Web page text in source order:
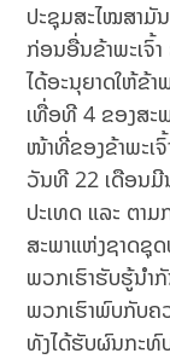
ປະຊຸມສະໄໝສາມັ
ກ່ອນອື່ນຂ້າພະເຈົ້
ໄດ້ອະນຸຍາດໃຫ້ຂ້
ເທື່ອທີ 4 ຂອງສະ
ໜ້າທີ່ຂອງຂ້າພະເ
ວັນທີ 22 ເດືອນມີ
ປະເທດ ແລະ ຕາ
ສະພາແຫ່ງຊາດຊຸ
ພວກເຮົາຮັບຮູ້ນຳ
ພວກເຮົາພົບກັບຄ
ທັງໄດ້ຮັບຜົນກະ